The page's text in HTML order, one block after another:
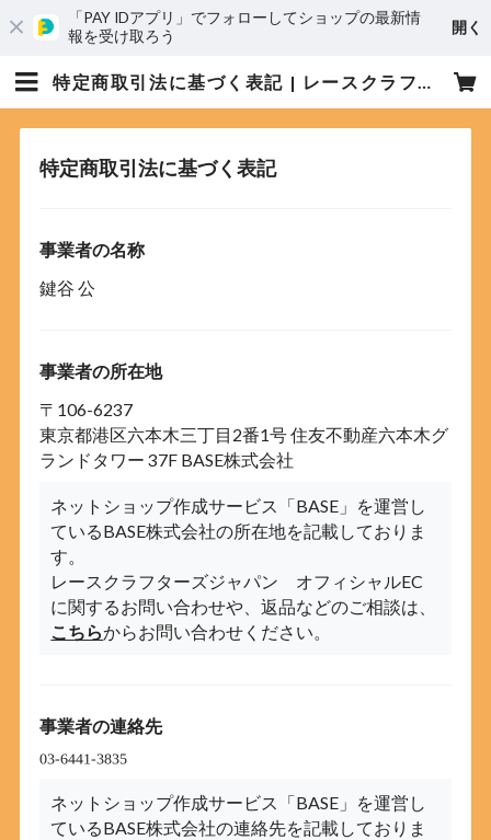
「PAY IDアプリ」でフォローしてショップの最新情
報を受け取ろう
開く
特定商取引法に基づく表記 | レースクラフターズジャパン オフィシャルEC
特定商取引法に基づく表記
事業者の名称
鍵谷 公
事業者の所在地
〒106-6237
東京都港区六本木三丁目2番1号 住友不動産六本木グ
ランドタワー 37F BASE株式会社
ネットショップ作成サービス「BASE」を運営し
ているBASE株式会社の所在地を記載しておりま
す。
レースクラフターズジャパン オフィシャルEC
に関するお問い合わせや、返品などのご相談は、
こちらからお問い合わせください。
事業者の連絡先
ネットショップ作成サービス「BASE」を運営し
ているBASE株式会社の連絡先を記載しておりま